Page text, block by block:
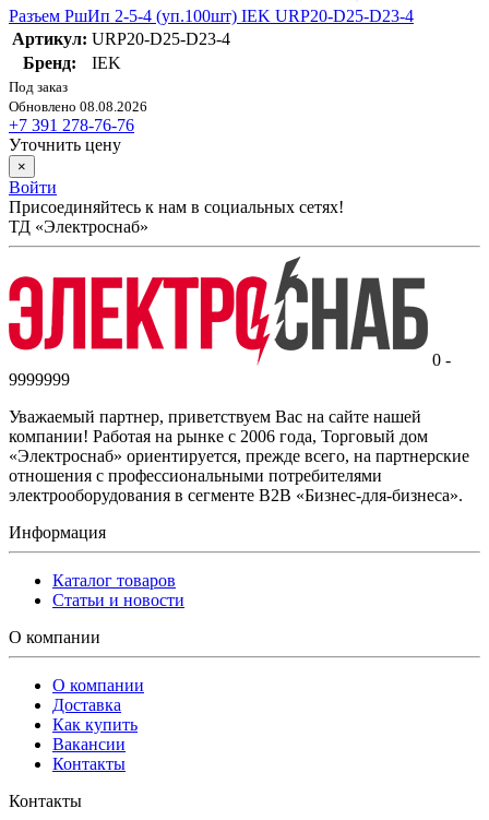
Разъем РшИп 2-5-4 (уп.100шт) IEK URP20-D25-D23-4
Артикул: URP20-D25-D23-4
Бренд:
IEK
Под заказ
Обновлено 08.08.2026
+7 391 278-76-76
Уточнить цену
×
Войти
Присоединяйтесь к нам в социальных сетях!
ТД «Электроснаб»
0 -
9999999
Уважаемый партнер, приветствуем Вас на сайте нашей
компании! Работая на рынке с 2006 года, Торговый дом
«Электроснаб» ориентируется, прежде всего, на партнерские
отношения с профессиональными потребителями
электрооборудования в сегменте B2B «Бизнес-для-бизнеса».
Информация
Каталог товаров
Статьи и новости
О компании
О компании
Доставка
Как купить
Вакансии
Контакты
Контакты